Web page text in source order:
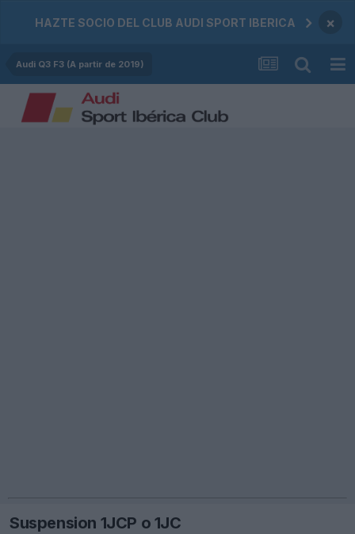
HAZTE SOCIO DEL CLUB AUDI SPORT IBERICA ×
Audi Q3 F3 (A partir de 2019)
Suspension 1JCP o 1JC